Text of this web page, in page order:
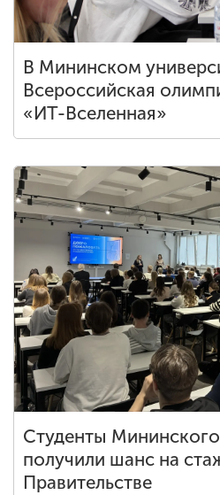
В Мининском
Всероссийская
«ИТ-Вселенная»
Студенты
получили шанс на
Правительстве